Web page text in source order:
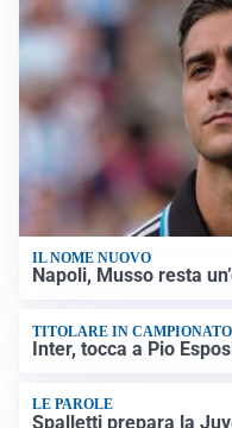
IL NOME NUOVO
Napoli, Musso resta
TITOLARE IN CAMPIONATO
Inter, tocca a Pio
LE PAROLE
Spalletti prepara la